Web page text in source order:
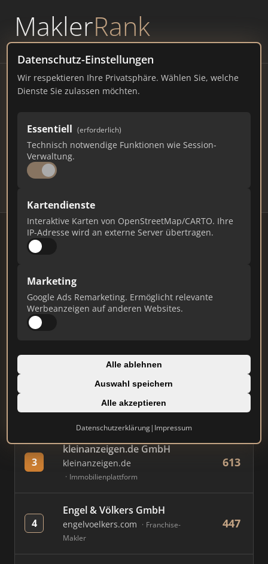
MaklerRank
powered byWAVEPOINT
Datenschutz-Einstellungen
Wir respektieren Ihre Privatsphäre. Wählen Sie, welche
Dienste Sie zulassen möchten.
Essentiell (erforderlich)
Technisch notwendige Funktionen wie Session-
Verwaltung.
Kartendienste
Interaktive Karten von OpenStreetMap/CARTO. Ihre
IP-Adresse wird an externe Server übertragen.
Marketing
Google Ads Remarketing. Ermöglicht relevante
Werbeanzeigen auf anderen Websites.
Alle ablehnen
Auswahl speichern
Alle akzeptieren
Datenschutzerklärung| Impressum
Immobilienmakler Essen –
Ranking Juli 2026
NORDRHEIN-WESTFALEN569.884 EINWOHNER
99 461
# MAKLER / FIRMA
1 immobilienscout24.de
Immobilienplattform
731
AVIV Germany GmbH
immowelt.de Immobilienplattform
3
kleinanzeigen.de GmbH
kleinanzeigen.de
Immobilienplattform
613
4
Engel & Völkers GmbH
engelvoelkers.com
Franchise-
Makler
447